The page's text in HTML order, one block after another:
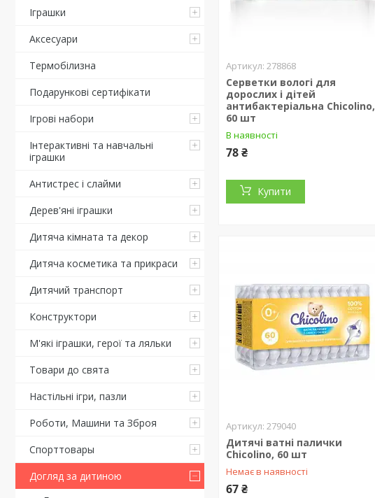
Іграшки
Аксесуари
Термобілизна
Подарункові сертифікати
Ігрові набори
Інтерактивні та навчальні
іграшки
Антистрес і слайми
Дерев'яні іграшки
Дитяча кімната та декор
Дитяча косметика та прикраси
Дитячий транспорт
Конструктори
М'які іграшки, герої та ляльки
Товари до свята
Настільні ігри, пазли
Роботи, Машини та Зброя
Спорттовары
Догляд за дитиною
278868
Серветки вологі для
дорослих і дітей
антибактеріальна Chicolino,
60 шт
В наявності
78 ₴
Купити
279040
Дитячі ватні палички
Chicolino, 60 шт
Немає в наявності
67 ₴